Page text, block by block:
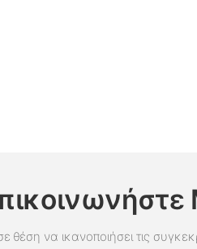
θέση να ικανοποιήσει τις